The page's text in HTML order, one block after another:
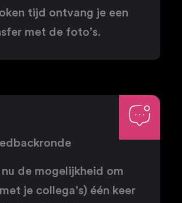
tijd ontvang je een
met de foto’s.
de mogelijkheid om
je collega’s) één keer